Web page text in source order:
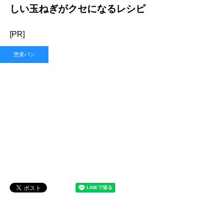
しい玉ねぎがクセになるレシピ
[PR]
惣菜パン